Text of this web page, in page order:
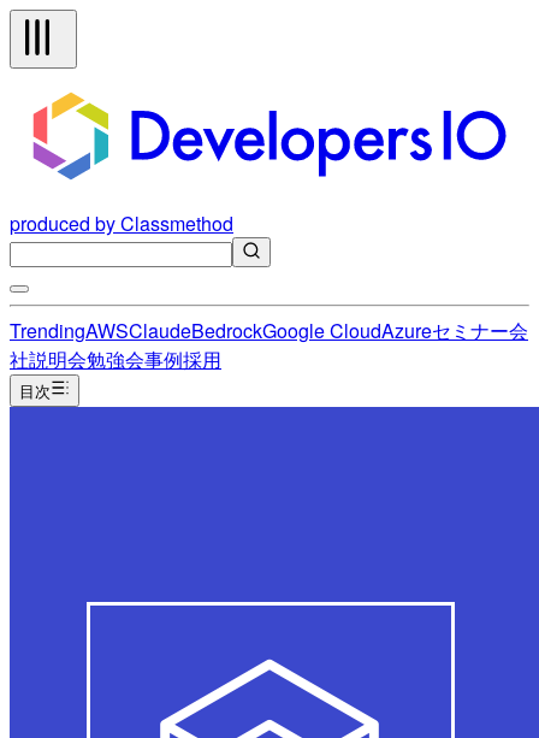
produced by Classmethod
TrendingAWSClaudeBedrockGoogle CloudAzureセミナー会
社説明会勉強会事例採用
目次